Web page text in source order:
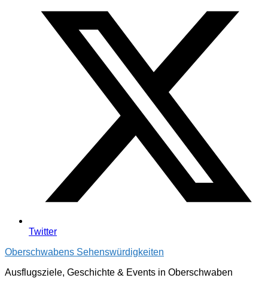
Twitter
Oberschwabens Sehenswürdigkeiten
Ausflugsziele, Geschichte & Events in Oberschwaben